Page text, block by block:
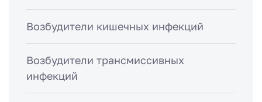
Возбудители кишечных инфекций
Возбудители трансмиссивных
инфекций